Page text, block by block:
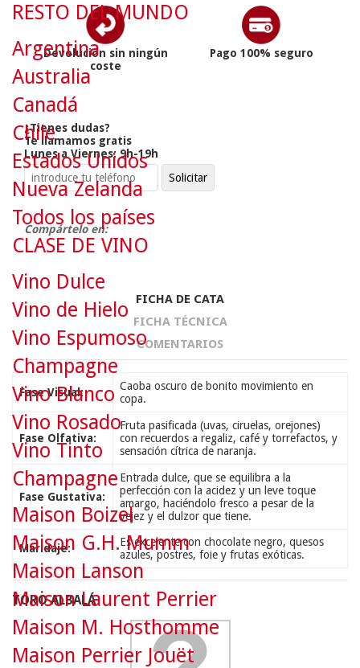
Devolución sin ningún
coste
Pago 100% seguro
¿Tienes dudas?
Te llamamos gratis
Lunes a Viernes: 9h-19h
Compártelo en:
FICHA DE CATA
FICHA TÉCNICA
COMENTARIOS
Fase Visual:
Caoba oscuro de bonito movimiento en
copa.
Fase Olfativa:
Fruta pasificada (uvas, ciruelas, orejones)
con recuerdos a regaliz, café y torrefactos, y
sensación cítrica de naranja.
Fase Gustativa:
Entrada dulce, que se equilibra a la
perfección con la acidez y un leve toque
amargo, haciéndolo fresco a pesar de la
vejez y el dulzor que tiene.
Maridaje:
Es excelente con chocolate negro, quesos
azules, postres, foie y frutas exóticas.
TORO ALBALÁ
RESTO DEL MUNDO
Argentina
Australia
Canadá
Chile
Estados Unidos
Nueva Zelanda
Todos los países
CLASE DE VINO
Vino Dulce
Vino de Hielo
Vino Espumoso
Champagne
Vino Blanco
Vino Rosado
Vino Tinto
Champagne
Maison Boizel
Maison G.H. Mumm
Maison Lanson
Maison Laurent Perrier
Maison M. Hosthomme
Maison Perrier Jouët